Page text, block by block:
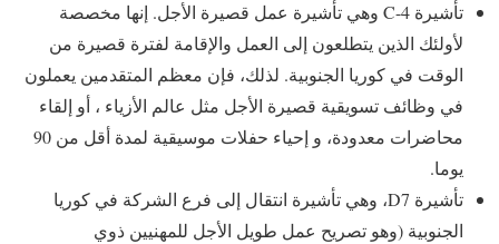
تأشيرة C-4 وهي تأشيرة عمل قصيرة الأجل. إنها مخصصة
لأولئك الذين يتطلعون إلى العمل والإقامة لفترة قصيرة من
الوقت في كوريا الجنوبية. لذلك، فإن معظم المتقدمين يعملون
في وظائف تسويقية قصيرة الأجل مثل عالم الأزياء ، أو إلقاء
محاضرات معدودة، و إحياء حفلات موسيقية لمدة أقل من 90
يوما.
تأشيرة D7، وهي تأشيرة انتقال إلى فرع الشركة في كوريا
الجنوبية (وهو تصريح عمل طويل الأجل للمهنيين ذوي